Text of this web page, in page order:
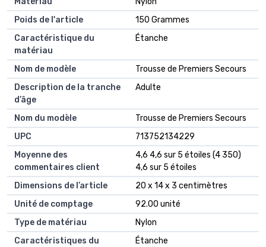
Poids de l'article
150 Grammes
Caractéristique du
matériau
Étanche
Nom de modèle
Trousse de Premiers Secours
Description de la tranche
d’âge
Adulte
Nom du modèle
Trousse de Premiers Secours
UPC
713752134229
Moyenne des
commentaires client
4,6 4,6 sur 5 étoiles (4 350)
4,6 sur 5 étoiles
Dimensions de l’article
20 x 14 x 3 centimètres
Unité de comptage
92.00 unité
Type de matériau
Nylon
Caractéristiques du
Étanche